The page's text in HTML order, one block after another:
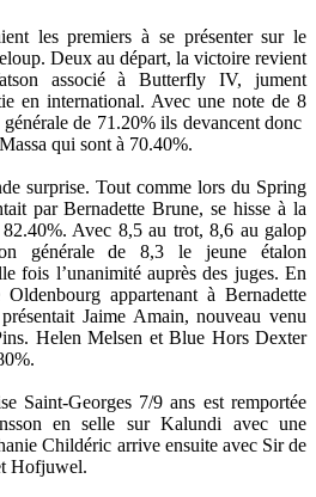
les premiers à se présenter sur le
Deux au départ, la victoire revient
associé à Butterfly IV, jument
en international. Avec une note de 8
de 71.20% ils devancent donc
qui sont à 70.40%.
surprise. Tout comme lors du Spring
par Bernadette Brune, se hisse à la
Avec 8,5 au trot, 8,6 au galop
générale de 8,3 le jeune étalon
fois l’unanimité auprès des juges. En
appartenant à Bernadette
Jaime Amain, nouveau venu
Helen Melsen et Blue Hors Dexter
Saint-Georges 7/9 ans est remportée
en selle sur Kalundi avec une
Childéric arrive ensuite avec Sir de
Hofjuwel.